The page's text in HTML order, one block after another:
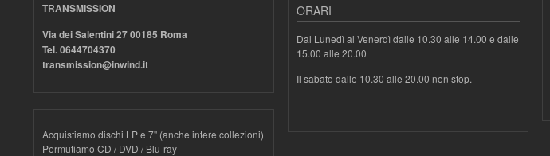
TRANSMISSION
Via dei Salentini 27 00185 Roma
Tel. 0644704370
transmission@inwind.it
Acquistiamo dischi LP e 7" (anche intere collezioni)
Permutiamo CD / DVD / Blu-ray
ORARI
Dal Lunedì al Venerdì dalle 10.30 alle 14.00 e dalle
15.00 alle 20.00
Il sabato dalle 10.30 alle 20.00 non stop.